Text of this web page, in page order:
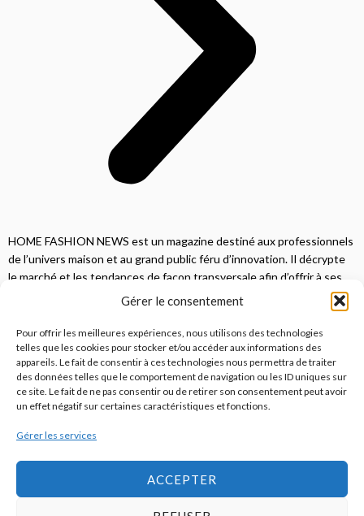
Gérer le consentement
Pour offrir les meilleures expériences, nous utilisons des technologies
telles que les cookies pour stocker et/ou accéder aux informations des
appareils. Le fait de consentir à ces technologies nous permettra de traiter
des données telles que le comportement de navigation ou les ID uniques sur
ce site. Le fait de ne pas consentir ou de retirer son consentement peut avoir
un effet négatif sur certaines caractéristiques et fonctions.
Gérer les services
ACCEPTER
HOME FASHION NEWS est un magazine destiné aux professionnels
de l’univers maison et au grand public féru d’innovation. Il décrypte
le marché et les tendances de façon transversale afin d’offrir à ses
lecteurs une vision complète.
JE M'ABONNE
© 2026Home Fashion News